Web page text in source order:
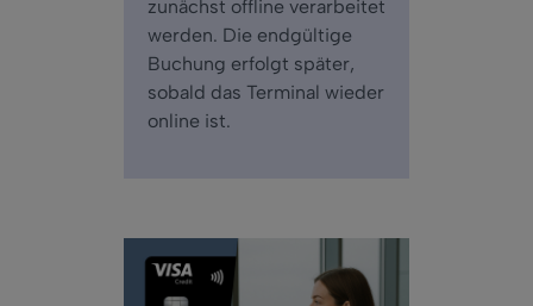
zunächst offline verarbeitet
werden. Die endgültige
Buchung erfolgt später,
sobald das Terminal wieder
online ist.